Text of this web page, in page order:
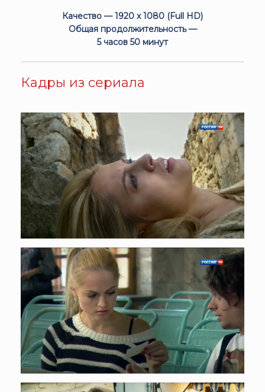
Качество — 1920 x 1080 (Full HD)
Общая продолжительность —
5 часов 50 минут
Кадры из сериала